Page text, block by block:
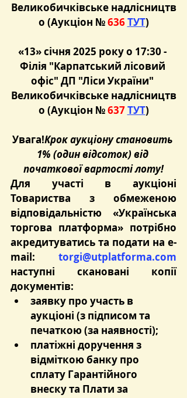
Великобичківське надлісництв
о (Аукціон № 636 ТУТ)
«13» січня 2025 року о 17:30 -
Філія "Карпатський лісовий
офіс" ДП "Ліси України"
Великобичківське надлісництв
о (Аукціон № 637 ТУТ)
Увага!Крок аукціону становить
1% (один відсоток) від
початкової вартості лоту!
Для участі в аукціоні
Товариства з обмеженою
відповідальністю «Українська
торгова платформа» потрібно
акредитуватись та подати на e-
mail: torgi@utplatforma.com
наступні скановані копії
документів:
заявку про участь в
аукціоні (з підписом та
печаткою (за наявності);
платіжні доручення з
відміткою банку про
сплату Гарантійного
внеску та Плати за